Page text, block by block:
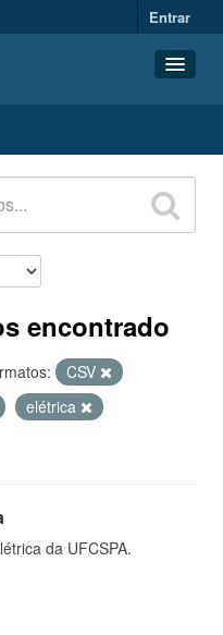
Entrar
encontrado
CSV
elétrica
da UFCSPA.